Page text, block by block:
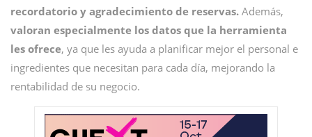
recordatorio y agradecimiento de reservas. Además,
valoran especialmente los datos que la herramienta
les ofrece, ya que les ayuda a planificar mejor el personal e
ingredientes que necesitan para cada día, mejorando la
rentabilidad de su negocio.